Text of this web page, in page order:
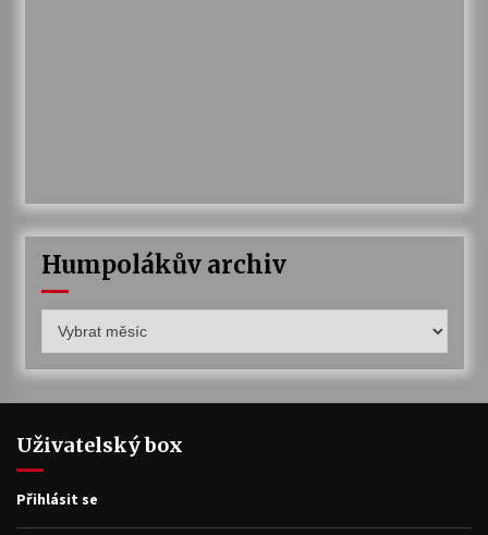
Humpolákův archiv
archiv
Uživatelský box
Přihlásit se